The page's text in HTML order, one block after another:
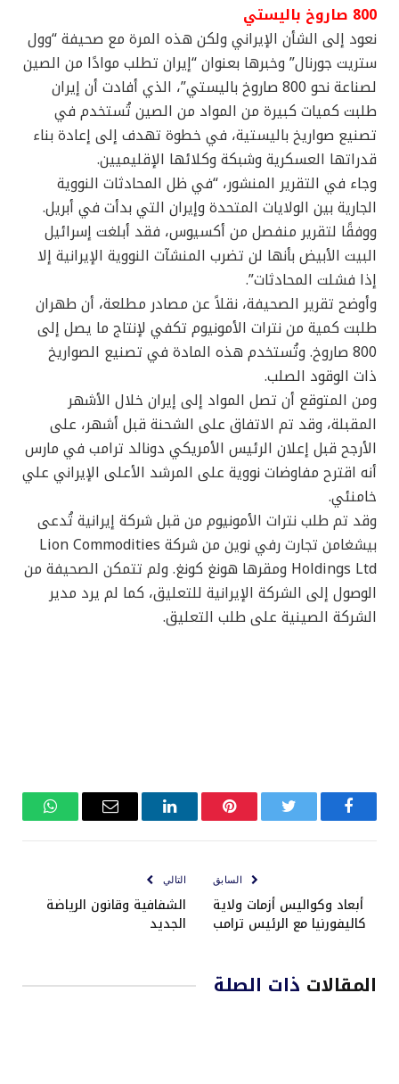
800 صاروخ باليستي
نعود إلى الشأن الإيراني ولكن هذه المرة مع صحيفة “وول
ستريت جورنال” وخبرها بعنوان “إيران تطلب موادًا من الصين
لصناعة نحو 800 صاروخ باليستي”، الذي أفادت أن إيران
طلبت كميات كبيرة من المواد من الصين تُستخدم في
تصنيع صواريخ باليستية، في خطوة تهدف إلى إعادة بناء
قدراتها العسكرية وشبكة وكلائها الإقليميين.
وجاء في التقرير المنشور، “في ظل المحادثات النووية
الجارية بين الولايات المتحدة وإيران التي بدأت في أبريل.
ووفقًا لتقرير منفصل من أكسيوس، فقد أبلغت إسرائيل
البيت الأبيض بأنها لن تضرب المنشآت النووية الإيرانية إلا
إذا فشلت المحادثات”.
وأوضح تقرير الصحيفة، نقلاً عن مصادر مطلعة، أن طهران
طلبت كمية من نترات الأمونيوم تكفي لإنتاج ما يصل إلى
800 صاروخ. وتُستخدم هذه المادة في تصنيع الصواريخ
ذات الوقود الصلب.
ومن المتوقع أن تصل المواد إلى إيران خلال الأشهر
المقبلة، وقد تم الاتفاق على الشحنة قبل أشهر، على
الأرجح قبل إعلان الرئيس الأمريكي دونالد ترامب في مارس
أنه اقترح مفاوضات نووية على المرشد الأعلى الإيراني علي
خامنئي.
وقد تم طلب نترات الأمونيوم من قبل شركة إيرانية تُدعى
بیشغامن تجارت رفي نوين من شركة Lion Commodities
Holdings Ltd ومقرها هونغ كونغ. ولم تتمكن الصحيفة من
الوصول إلى الشركة الإيرانية للتعليق، كما لم يرد مدير
الشركة الصينية على طلب التعليق.
فيسبوك تويتر بينتيريستلينكدإن
البريد
واتساب
السابق
أبعاد وكواليس أزمات ولاية
كاليفورنيا مع الرئيس ترامب
التالي
الشفافية وقانون الرياضة
الجديد
المقالات ذات الصلة